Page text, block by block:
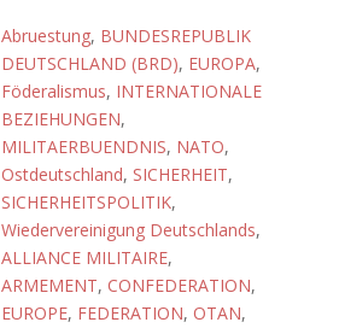
Abruestung, BUNDESREPUBLIK
DEUTSCHLAND (BRD), EUROPA,
Föderalismus, INTERNATIONALE
BEZIEHUNGEN,
MILITAERBUENDNIS, NATO,
Ostdeutschland, SICHERHEIT,
SICHERHEITSPOLITIK,
Wiedervereinigung Deutschlands,
ALLIANCE MILITAIRE,
ARMEMENT, CONFEDERATION,
EUROPE, FEDERATION, OTAN,